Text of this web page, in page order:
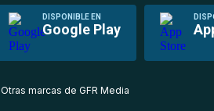
DISPONIBLE EN
Google Play
Otras marcas de GFR Media